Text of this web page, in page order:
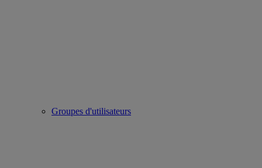
Groupes d'utilisateurs